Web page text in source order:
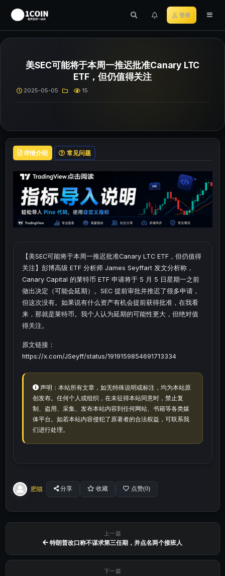
登录
美SEC可能将于本周一推迟批准Canary LTC
ETF，但仍值得关注
2025-05-05 15
详情介绍 常见问题
【美SEC可能将于本周一推迟批准Canary LTC ETF，但仍值得
关注】彭博高级 ETF 分析师 James Seyffart 发文分析称，
Canary Capital 的莱特币 ETF 申请将于 5 月 5 日星期一之前
做出决定（可能会延期）。SEC 提前审批并推迟了很多申请，
但这次没有。如果说有什么资产有机会提前获得批准，在我看
来，那就是莱特币。我个人认为延期的可能性更大，但绝对值
得关注。
原文链接：
https://x.com/JSeyff/status/1919159854691713334
声明：本站所有文章，如无特殊说明或标注，均为本站原
创发布。任何个人或组织，在未征得本站同意时，禁止复
制、盗用、采集、发布本站内容到任何网站、书籍等各类媒
体平台。如若本站内容侵犯了原著者的合法权益，可联系我
们进行处理。
肥猫 分享 收藏 点赞(0)
上一篇
特朗普改口称不谋求第三任期，并点名两个接班人
下一篇